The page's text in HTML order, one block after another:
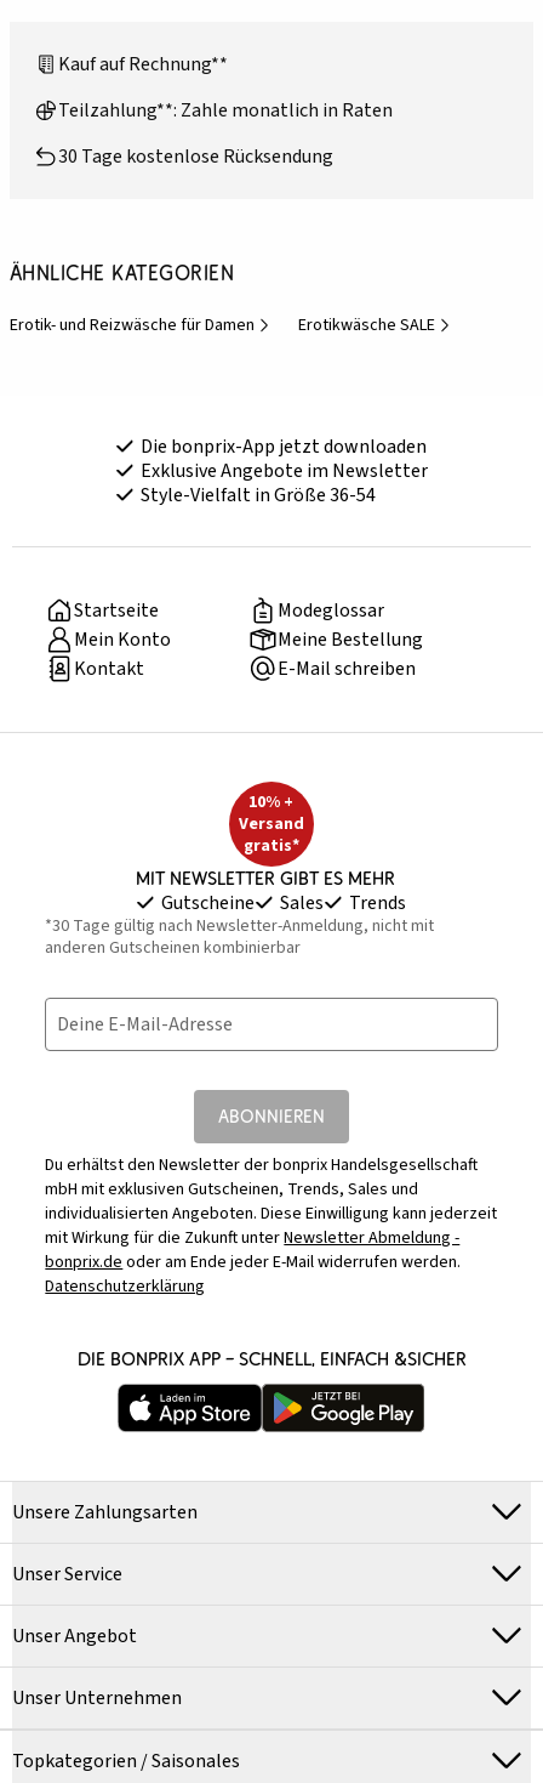
Kauf auf Rechnung**
Teilzahlung**: Zahle monatlich in Raten
30 Tage kostenlose Rücksendung
Ähnliche Kategorien
Erotik- und Reizwäsche für Damen Erotikwäsche SALE
Die bonprix-App jetzt downloaden
Exklusive Angebote im Newsletter
Style-Vielfalt in Größe 36-54
Startseite
Modeglossar
Mein Konto
Meine Bestellung
Kontakt
E-Mail schreiben
10% +
Versand
gratis*
Mit Newsletter gibt es mehr
Gutscheine Sales Trends
*30 Tage gültig nach Newsletter-Anmeldung, nicht mit
anderen Gutscheinen kombinierbar
Deine E-Mail-Adresse
ABONNIEREN
Du erhältst den Newsletter der bonprix Handelsgesellschaft
mbH mit exklusiven Gutscheinen, Trends, Sales und
individualisierten Angeboten. Diese Einwilligung kann jederzeit
mit Wirkung für die Zukunft unterNewsletter Abmeldung -
bonprix.deoder am Ende jeder E-Mail widerrufen werden.
Datenschutzerklärung
DIE BONPRIX APP – SCHNELL, EINFACH &SICHER
Unsere Zahlungsarten
Unser Service
Unser Angebot
Unser Unternehmen
Topkategorien / Saisonales